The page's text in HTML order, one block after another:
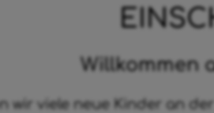
Willkommen
wir viele neue Kinder an